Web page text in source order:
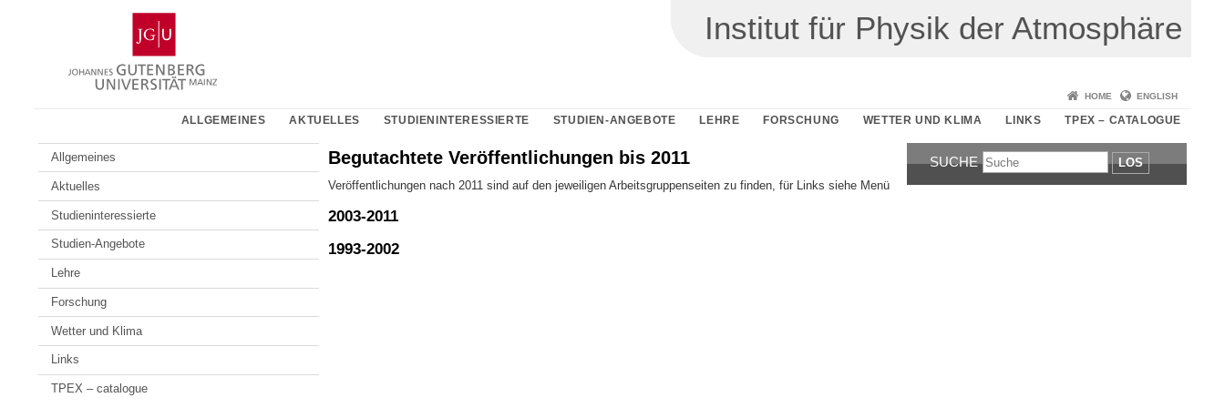
Gutenberg-
Universität
Mainz
Institut für Physik der Atmosphäre
HOME ENGLISH
ALLGEMEINES AKTUELLES STUDIENINTERESSIERTE STUDIEN-ANGEBOTE LEHRE FORSCHUNG WETTER UND KLIMA LINKS TPEX – CATALOGUE
Allgemeines
Aktuelles
Studieninteressierte
Studien-Angebote
Lehre
Forschung
Wetter und Klima
Links
TPEX – catalogue
Begutachtete Veröffentlichungen bis 2011
Veröffentlichungen nach 2011 sind auf den jeweiligen Arbeitsgruppenseiten zu finden, für Links siehe Menü
2003-2011
1993-2002
SUCHE LOS